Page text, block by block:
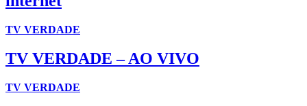
TV VERDADE
TV VERDADE – AO VIVO
TV VERDADE